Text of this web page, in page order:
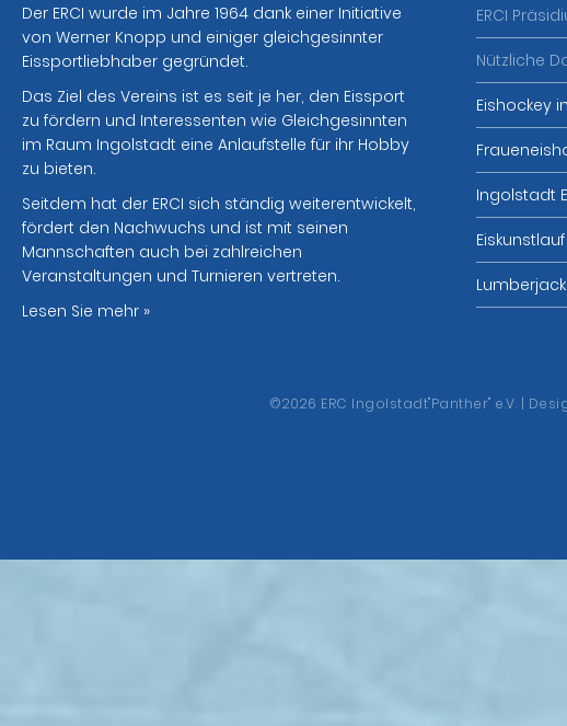
Der ERCI wurde im Jahre 1964 dank einer Initiative
von Werner Knopp und einiger gleichgesinnter
Eissportliebhaber gegründet.
Das Ziel des Vereins ist es seit je her, den Eissport
zu fördern und Interessenten wie Gleichgesinnten
im Raum Ingolstadt eine Anlaufstelle für ihr Hobby
zu bieten.
Seitdem hat der ERCI sich ständig weiterentwickelt,
fördert den Nachwuchs und ist mit seinen
Mannschaften auch bei zahlreichen
Veranstaltungen und Turnieren vertreten.
Lesen Sie mehr »
ERCI
Nützliche
Eishockey
Ingolstadt
©2026 ERC Ingolstadt"Panther" e.V. |